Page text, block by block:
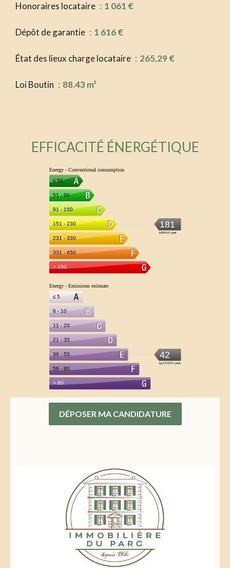
Honoraires locataire 1 061 €
Dépôt de garantie 1 616 €
État des lieux charge locataire 265,29 €
Loi Boutin 88.43 m²
EFFICACITÉ ÉNERGÉTIQUE
DÉPOSER MA CANDIDATURE